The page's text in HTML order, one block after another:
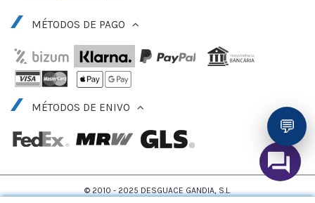
MÉTODOS DE PAGO
MÉTODOS DE ENIVO
💬
© 2010 - 2025 DESGUACE GANDIA, S.L.